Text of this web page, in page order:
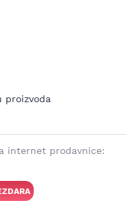
proizvoda
internet prodavnice: